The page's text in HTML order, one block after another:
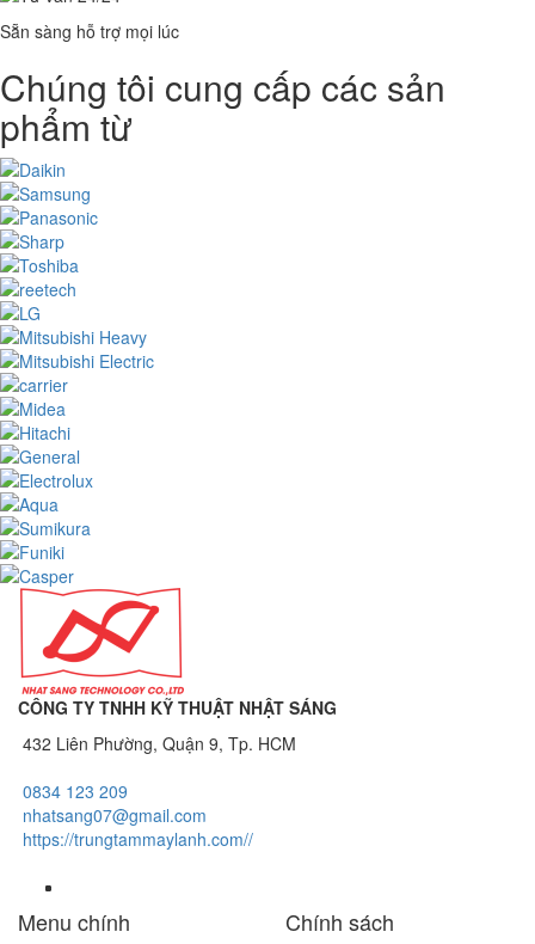
Sẵn sàng hỗ trợ mọi lúc
Chúng tôi cung cấp các sản
phẩm từ
CÔNG TY TNHH KỸ THUẬT NHẬT SÁNG
432 Liên Phường, Quận 9, Tp. HCM
0834 123 209
nhatsang07@gmail.com
https://trungtammaylanh.com//
Menu chính Chính sách